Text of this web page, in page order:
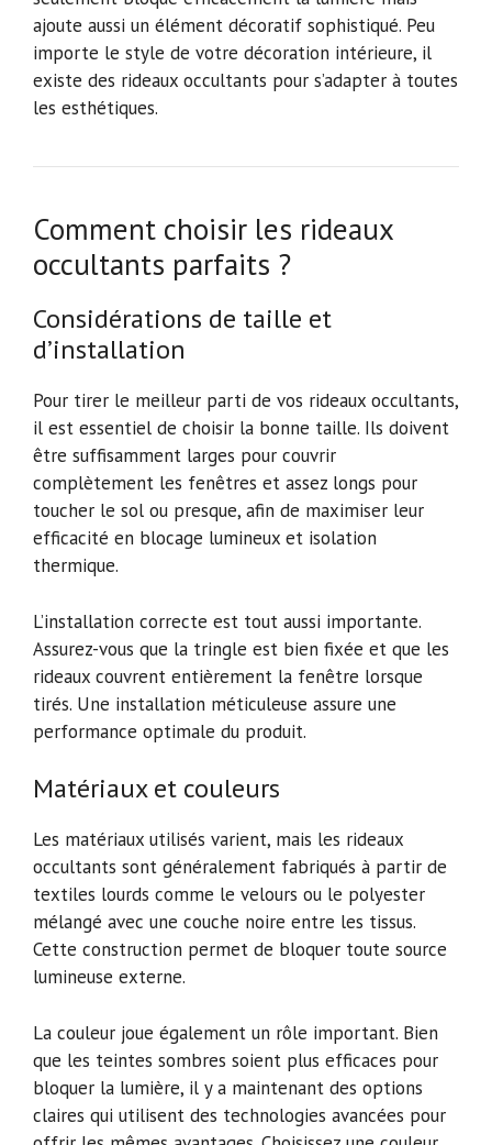
ajoute aussi un élément décoratif sophistiqué. Peu
importe le style de votre décoration intérieure, il
existe des rideaux occultants pour s’adapter à toutes
les esthétiques.
Comment choisir les rideaux
occultants parfaits ?
Considérations de taille et
d’installation
Pour tirer le meilleur parti de vos rideaux occultants,
il est essentiel de choisir la bonne taille. Ils doivent
être suffisamment larges pour couvrir
complètement les fenêtres et assez longs pour
toucher le sol ou presque, afin de maximiser leur
efficacité en blocage lumineux et isolation
thermique.
L’installation correcte est tout aussi importante.
Assurez-vous que la tringle est bien fixée et que les
rideaux couvrent entièrement la fenêtre lorsque
tirés. Une installation méticuleuse assure une
performance optimale du produit.
Matériaux et couleurs
Les matériaux utilisés varient, mais les rideaux
occultants sont généralement fabriqués à partir de
textiles lourds comme le velours ou le polyester
mélangé avec une couche noire entre les tissus.
Cette construction permet de bloquer toute source
lumineuse externe.
La couleur joue également un rôle important. Bien
que les teintes sombres soient plus efficaces pour
bloquer la lumière, il y a maintenant des options
claires qui utilisent des technologies avancées pour